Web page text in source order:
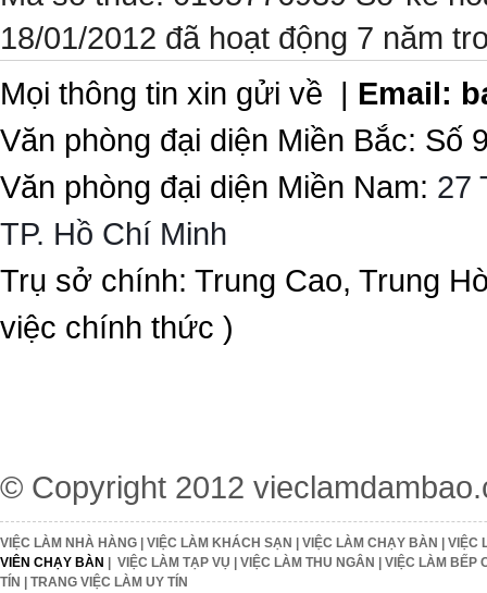
18/01/2012 đã hoạt động 7 năm
Mọi thông tin xin gửi về | Email:
Văn phòng đại diện Miền Bắc:
Văn phòng đại diện Miền Nam: 27
TP. Hồ Chí Minh
Trụ sở chính: Trung Cao, Trung
việc chính thức )
© Copyright 2012
VIỆC LÀM NHÀ HÀNG | VIỆC LÀM KHÁCH SẠN | VIỆC LÀM CHẠY BÀN | VIỆC
VIÊN CHẠY BÀN | VIỆC LÀM TẠP VỤ | VIỆC LÀM THU NGÂN | VIỆC LÀM BẾP
TÍN | TRANG VIỆC LÀM UY TÍN